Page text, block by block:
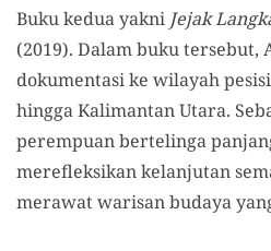
Buku kedua yakni Jejak
(2019). Dalam buku tersebut,
dokumentasi ke wilayah
hingga Kalimantan Utara.
perempuan bertelinga
merefleksikan kelanjutan
merawat warisan budaya